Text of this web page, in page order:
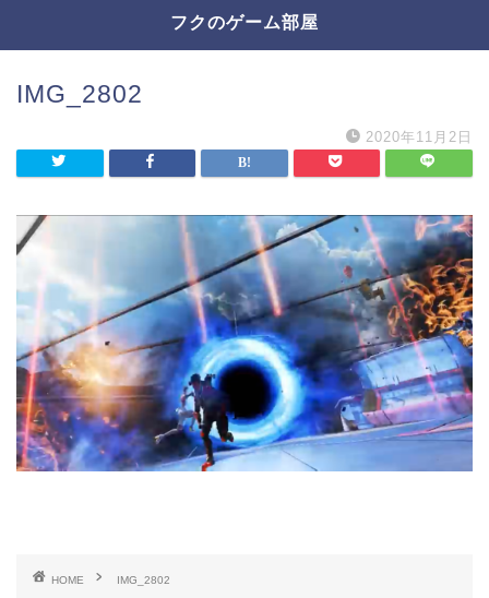
フクのゲーム部屋
IMG_2802
2020年11月2日
HOME IMG_2802